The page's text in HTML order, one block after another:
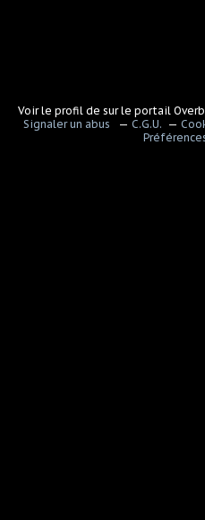
Voir le profil de sur le portail
Signaler un abus
C.G.U.